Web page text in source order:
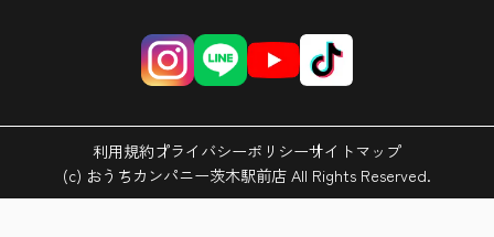
利用規約プライバシーポリシーサイトマップ
(c) おうちカンパニー茨木駅前店 All Rights Reserved.